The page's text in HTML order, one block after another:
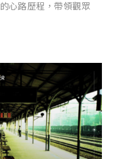
心路歷程，帶領觀眾